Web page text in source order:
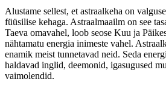
Alustame sellest, et astraalkeha on
füüsilise kehaga. Astraalmaailm on see
Taeva omavahel, loob seose Kuu ja
nähtamatu energia inimeste vahel.
enamik meist tunnetavad neid. Seda
haldavad inglid, deemonid, igasugused
vaimolendid.